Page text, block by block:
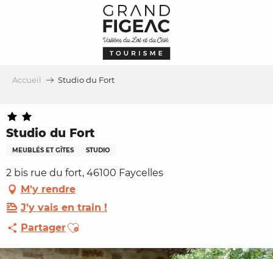
Accueil Studio du Fort
Studio du Fort
MEUBLÉS ET GÎTES STUDIO
2 bis rue du fort, 46100 Faycelles
M'y rendre
J'y vais en train !
PartagerAjouter aux favoris